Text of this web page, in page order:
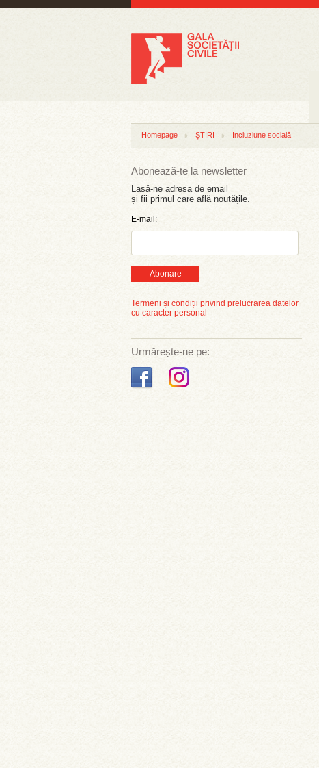
Homepage ȘTIRI Incluziune socială
Abonează-te la newsletter
Lasă-ne adresa de email
și fii primul care află noutățile.
E-mail:
Abonare
Termeni și condiții privind prelucrarea datelor
cu caracter personal
Urmărește-ne pe: